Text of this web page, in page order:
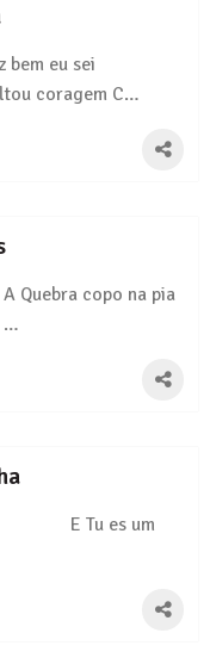
bem eu sei
coragem C…
copo na pia
E Tu es um